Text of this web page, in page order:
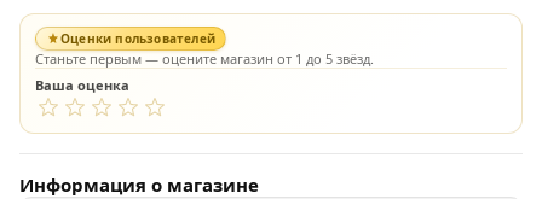
Оценки пользователей
Станьте первым — оцените магазин от 1 до 5 звёзд.
Ваша оценка
Информация о магазине